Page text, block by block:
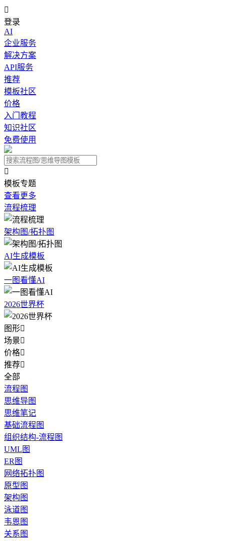

登录
AI
企业服务
解决方案
API服务
推荐
模板社区
价格
入门教程
知识社区
免费使用

模板专题
查看更多
流程梳理
架构图/拓扑图
AI生成模板
一图看懂AI
2026世界杯
图形
场景
价格
推荐
全部
流程图
思维导图
思维笔记
基础流程图
组织结构-流程图
UML图
ER图
网络拓扑图
原型图
架构图
泳道图
韦恩图
关系图